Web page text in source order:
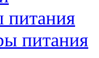
питания
питания